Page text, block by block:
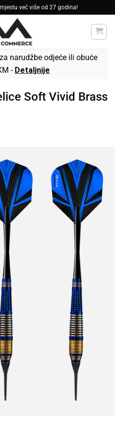
već više od 27 godina!
narudžbe odjeće ili obuće
- Detaljnije
Soft Vivid Brass